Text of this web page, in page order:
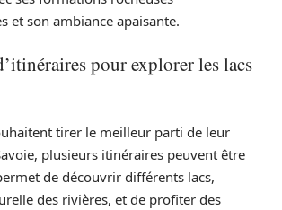
et son ambiance apaisante.
pour explorer les lacs
tirer le meilleur parti de leur
plusieurs itinéraires peuvent être
de découvrir différents lacs,
des rivières, et de profiter des